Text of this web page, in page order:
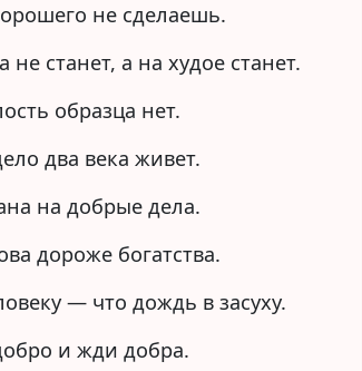
не сделаешь.
станет, а на худое станет.
образца нет.
два века живет.
на добрые дела.
дороже богатства.
— что дождь в засуху.
и жди добра.